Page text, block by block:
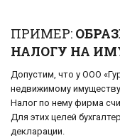
ПРИМЕР:
НАЛОГУ НА
Допустим, что у ООО
недвижимому
Налог по нему фирма
Для этих целей
декларации.